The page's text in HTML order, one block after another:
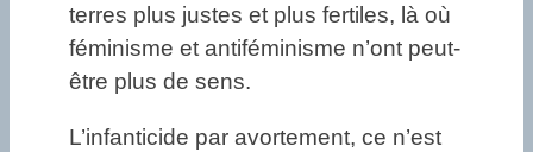
terres plus justes et plus fertiles, là où
féminisme et antiféminisme n’ont peut-
être plus de sens.
L’infanticide par avortement, ce n’est